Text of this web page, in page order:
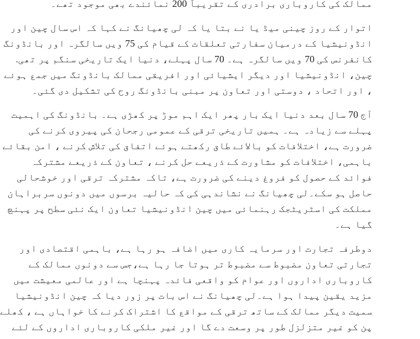
ممالک کی کاروباری برادری کے تقریباً 200 نمائندے بھی موجود تھے۔
اتوار کے روز چینی میڈ یا نے بتا یا کہ لی چھیانگ نے کہا کہ اس سال چین اور
انڈونیشیا کے درمیان سفارتی تعلقات کے قیام کی 75 ویں سالگرہ اور بانڈونگ
کانفرنس کی 70 ویں سالگرہ ہے۔ 70 سال پہلے، دنیا ایک تاریخی سنگم پر تھی.
چین، انڈونیشیا اور دیگر ایشیائی اور افریقی ممالک بانڈونگ میں جمع ہوئے
، اور اتحاد ، دوستی اور تعاون پر مبنی بانڈونگ روح کی تشکیل دی گئی۔
آج 70 سال بعد دنیا ایک بار پھر ایک اہم موڑ پر کھڑی ہے۔ بانڈونگ کی اہمیت
پہلے سے زیادہ ہے۔ ہمیں تاریخی ترقی کے عمومی رجحان کی پیروی کرنے کی
ضرورت ہے، اختلافات کو بالائے طاق رکھتے ہوئے اتفاق کی تلاش کرنے ، امن بقائے
باہمی، اختلافات کو مشاورت کے ذریعے حل کرنے ، تعاون کے ذریعے مشترکہ
فوائد کے حصول کو فروغ دینے کی ضرورت ہے، تاکہ مشترکہ ترقی اور خوشحالی
حاصل ہو سکے۔لی چھیانگ نے نشاندہی کی کہ حالیہ برسوں میں دونوں سربراہان
مملکت کی اسٹریٹجک رہنمائی میں چین انڈونیشیا تعاون ایک نئی سطح پر پہنچ
گیا ہے۔
دوطرفہ تجارت اور سرمایہ کاری میں اضافہ ہو رہا ہے، باہمی اقتصادی اور
تجارتی تعاون مضبوط سے مضبوط تر ہوتا جا رہا ہے،جس سے دونوں ممالک کے
کاروباری اداروں اور عوام کو واقعی فائدہ پہنچا ہے اور عالمی معیشت میں
مزید یقین پیدا ہوا ہے۔لی چھیانگ نے اس بات پر زور دیا کہ چین انڈونیشیا
سمیت دیگر ممالک کے ساتھ ترقی کے مواقع کا اشتراک کرنے کا خواہاں ہے ، کھلے
پن کو غیر متزلزل طور پر وسعت دے گا اور غیر ملکی کاروباری اداروں کے لئے